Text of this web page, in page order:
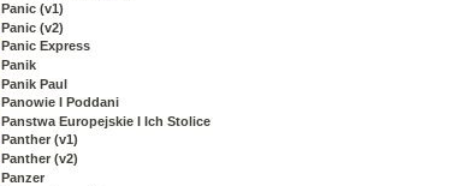
Panic (v1)
Panic (v2)
Panic Express
Panik
Panik Paul
Panowie I Poddani
Panstwa Europejskie I Ich Stolice
Panther (v1)
Panther (v2)
Panzer